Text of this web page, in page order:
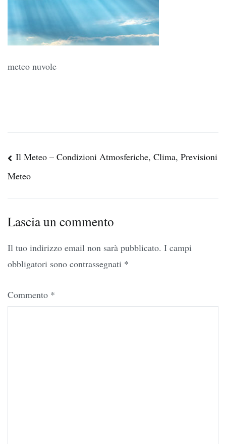
meteo nuvole
Navigazione
articoli
Il Meteo – Condizioni Atmosferiche, Clima, Previsioni
Meteo
Lascia un commento
Il tuo indirizzo email non sarà pubblicato. I campi
obbligatori sono contrassegnati *
Commento *